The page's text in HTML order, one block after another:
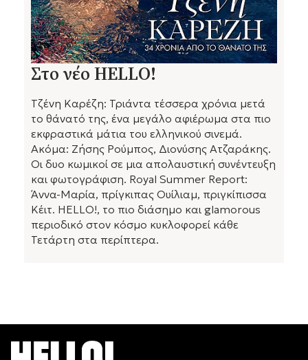
Στο νέο HELLO!
Τζένη Καρέζη: Τριάντα τέσσερα χρόνια μετά
το θάνατό της, ένα μεγάλο αφιέρωμα στα πιο
εκφραστικά μάτια του ελληνικού σινεμά.
Ακόμα: Ζήσης Ρούμπος, Διονύσης Ατζαράκης.
Οι δυο κωμικοί σε μια απολαυστική συνέντευξη
και φωτογράφιση. Royal Summer Report:
Άννα-Μαρία, πρίγκιπας Ουίλιαμ, πριγκίπισσα
Κέιτ. HELLO!, το πιο διάσημο και glamorous
περιοδικό στον κόσμο κυκλοφορεί κάθε
Τετάρτη στα περίπτερα.